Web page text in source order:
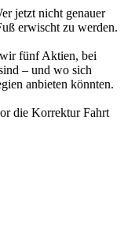
jetzt nicht genauer
erwischt zu werden.
fünf Aktien, bei
– und wo sich
anbieten könnten.
die Korrektur Fahrt